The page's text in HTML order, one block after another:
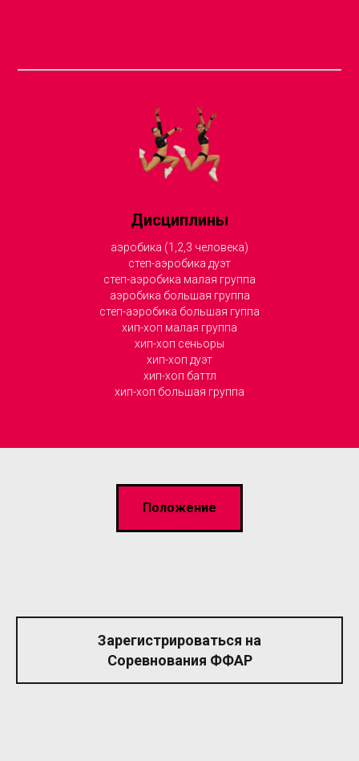
Дисциплины
аэробика (1,2,3 человека)
степ-аэробика дуэт
степ-аэробика малая группа
аэробика большая группа
степ-аэробика большая гуппа
хип-хоп малая группа
хип-хоп сеньоры
хип-хоп дуэт
хип-хоп баттл
хип-хоп большая группа
Положение
Зарегистрироваться на
Соревнования ФФАР